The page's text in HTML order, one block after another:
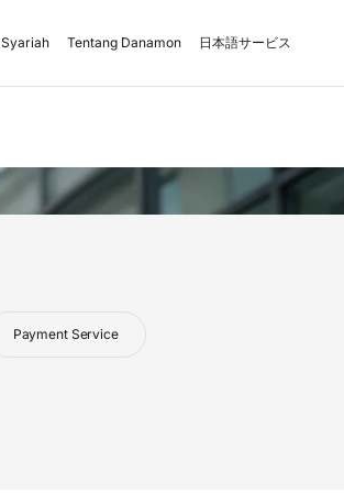
Syariah Tentang Danamon 日本語サービス
Payment Service
Cash Pickup with Mobile Device